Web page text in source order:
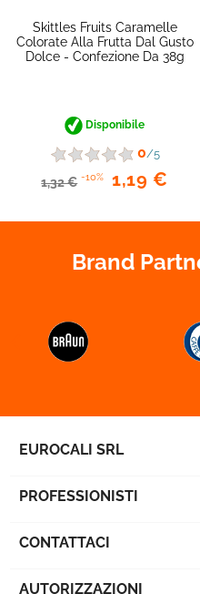
Skittles Fruits Caramelle
Colorate Alla Frutta Dal Gusto
Dolce - Confezione Da 38g
Disponibile
0/5
1,32 € -10% 1,19 €
Brand
EUROCALI SRL
PROFESSIONISTI
CONTATTACI
AUTORIZZAZIONI